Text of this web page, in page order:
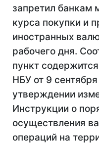
запретил банкам
курса покупки и
иностранных
рабочего дня.
пункт
НБУ от 9
утверждении
Инструкции о
осуществления
операций на